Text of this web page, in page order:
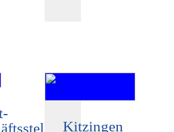
Kitzingen